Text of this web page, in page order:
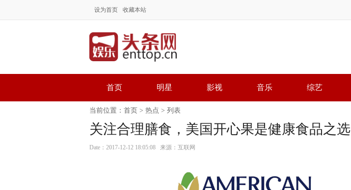
设为首页 收藏本站
首页 明星 影视 音乐 综艺
当前位置： 首页 > 热点 > 列表
关注合理膳食，美国开心果是健康食品之选
Date：2017-12-12 18:05:08 来源：互联网